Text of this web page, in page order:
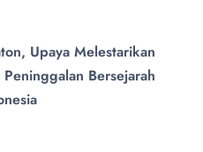
Upaya Melestarikan
Bersejarah